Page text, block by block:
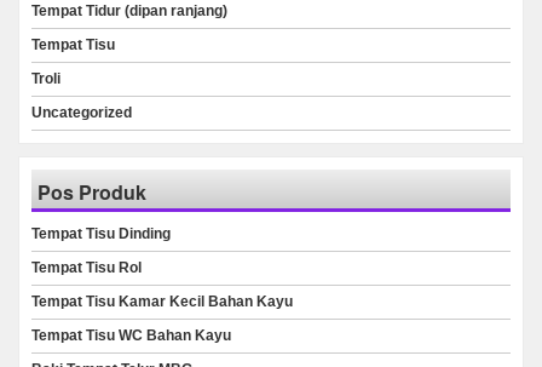
Tempat Tidur (dipan ranjang)
Tempat Tisu
Troli
Uncategorized
Pos Produk
Tempat Tisu Dinding
Tempat Tisu Rol
Tempat Tisu Kamar Kecil Bahan Kayu
Tempat Tisu WC Bahan Kayu